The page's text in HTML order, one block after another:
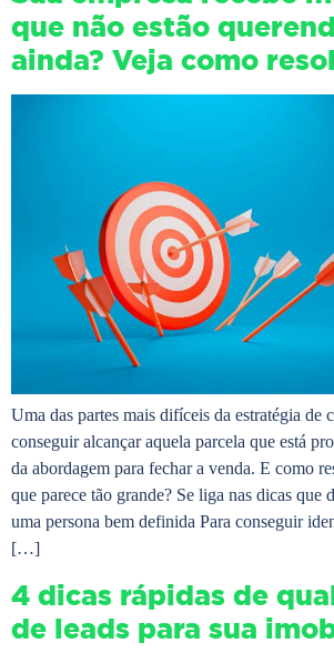
que não estão
ainda? Veja como
Uma das partes mais difíceis da estratégia de
conseguir alcançar aquela parcela que está
da abordagem para fechar a venda. E como
que parece tão grande? Se liga nas dicas que
uma persona bem definida Para conseguir
[…]
4 dicas rápidas de
de leads para sua